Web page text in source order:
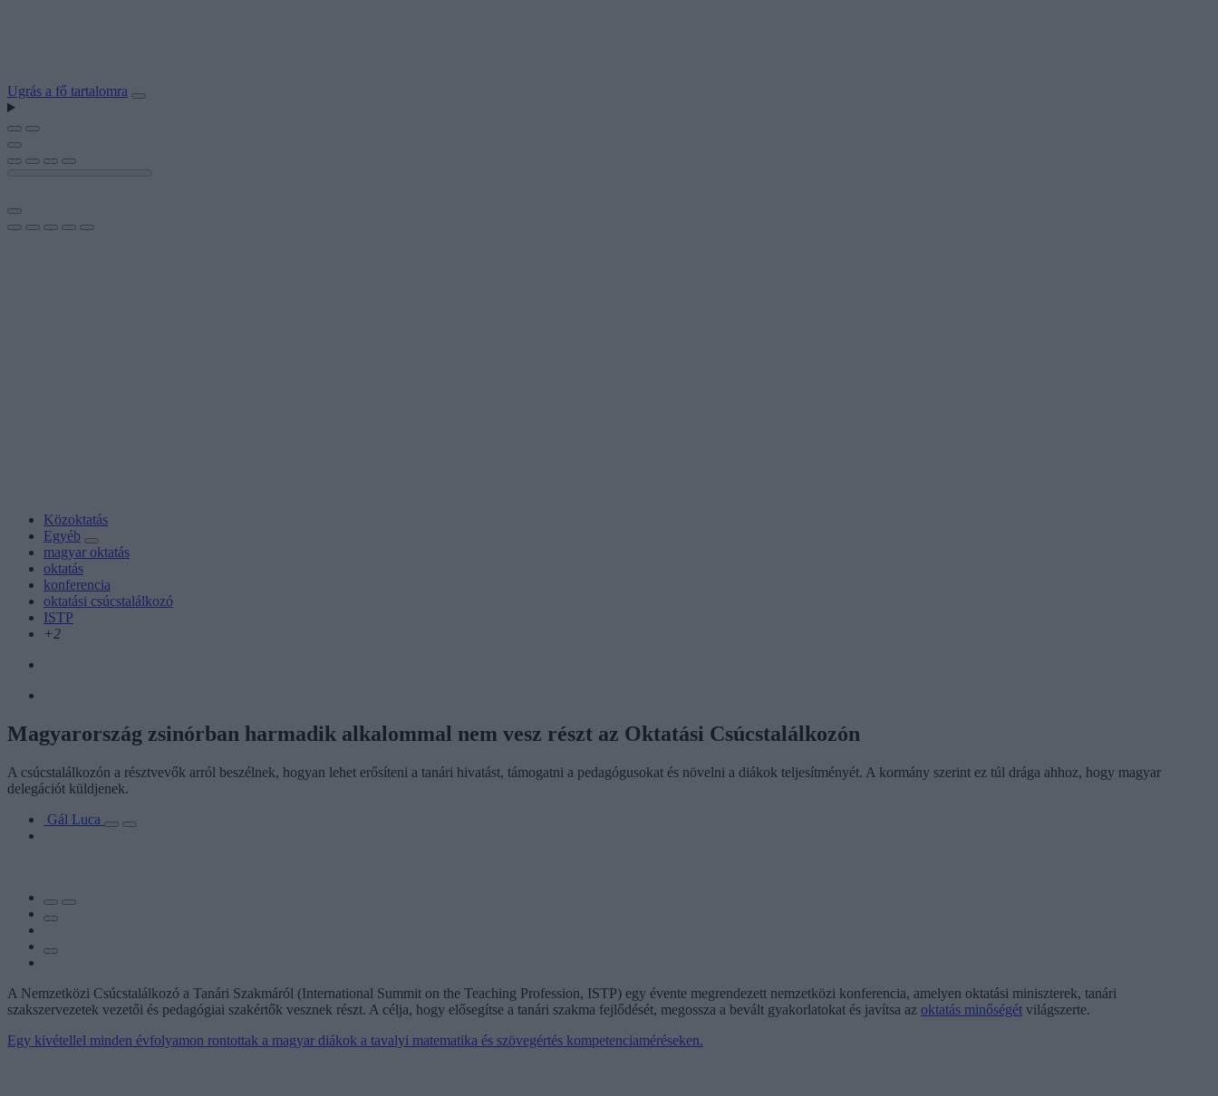
Ugrás a fő tartalomra
Közoktatás
Egyéb
magyar oktatás
oktatás
konferencia
oktatási csúcstalálkozó
ISTP
+2
Magyarország zsinórban harmadik alkalommal nem vesz részt az Oktatási Csúcstalálkozón
A csúcstalálkozón a résztvevők arról beszélnek, hogyan lehet erősíteni a tanári hivatást, támogatni a pedagógusokat és növelni a diákok teljesítményét. A kormány szerint ez túl drága ahhoz, hogy magyar
delegációt küldjenek.
Gál Luca
A Nemzetközi Csúcstalálkozó a Tanári Szakmáról (International Summit on the Teaching Profession, ISTP) egy évente megrendezett nemzetközi konferencia, amelyen oktatási miniszterek, tanári
szakszervezetek vezetői és pedagógiai szakértők vesznek részt. A célja, hogy elősegítse a tanári szakma fejlődését, megossza a bevált gyakorlatokat és javítsa az oktatás minőségét világszerte.
Egy kivétellel minden évfolyamon rontottak a magyar diákok a tavalyi matematika és szövegértés kompetenciaméréseken.